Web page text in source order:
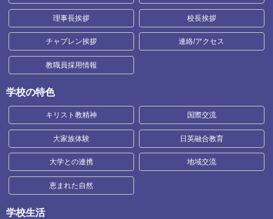
理事長挨拶 校長挨拶
チャプレン挨拶 連絡/アクセス
教職員採用情報
学校の特色
キリスト教精神 国際交流
大家族体験 日英融合教育
大学との連携 地域交流
恵まれた自然
学校生活